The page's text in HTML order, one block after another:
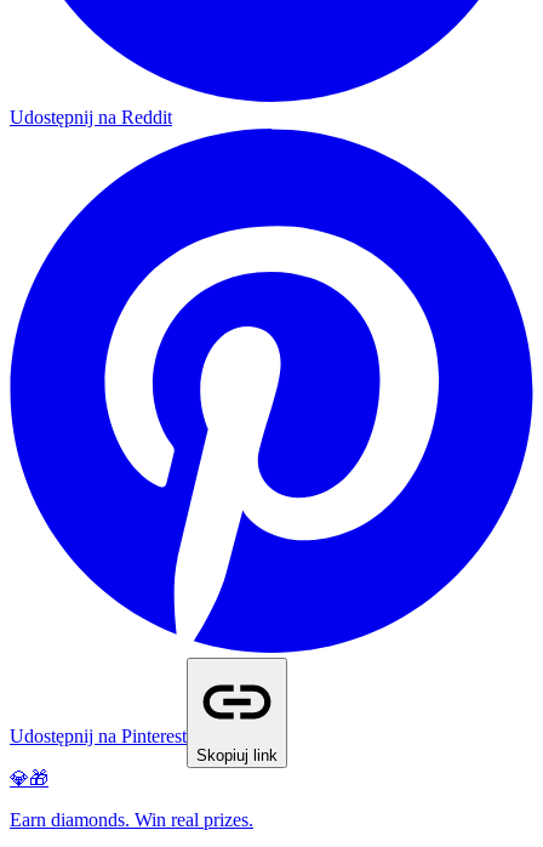
Udostępnij na Reddit
Udostępnij na Pinterest
Skopiuj link
💎🎁
Earn diamonds. Win real prizes.